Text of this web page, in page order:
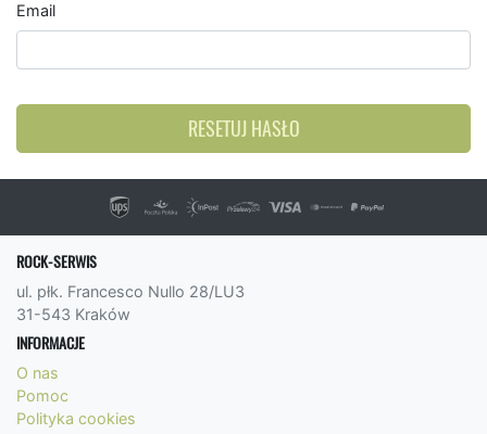
Email
RESETUJ HASŁO
ROCK-SERWIS
ul. płk. Francesco Nullo 28/LU3
31-543 Kraków
INFORMACJE
O nas
Pomoc
Polityka cookies